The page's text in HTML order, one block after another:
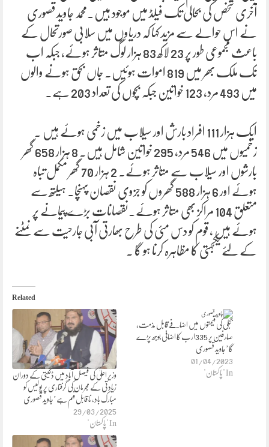
آخری شخص کی بحالی تک فیلڈ میں موجود ہیں۔محمد جاوید قصوری
نے اس حوالے سے مزید کہا کہ دریاوں میں سلابی صورتحال کے
باعث مجموعی طور پر 23 لاکھ 83 ہزار لوگ متاثر ہوئے، جبکہ اب
تک ملک بھر میں 819 اموات ہوئیں۔ جاں بحق ہونے والوں
میں 493 مرد، 123 خواتین جبکہ بچوں کی تعداد 203 ہے۔
ایک ہزار 111 افراد بارش اور سیلاب میں زخمی ہوئے ہیں ۔
زخمیوں میں 546 مرد، 295 خواتین شامل ہیں۔ 8 ہزار 658 گھر
بارشوں اور سیلاب سے متاثر ہوئے۔ 2 ہزار 70 گھر مکمل تباہ
ہوئے اور 6 ہزار 588 گھروں کو جزوی نقصان پہنچا۔ ہیلتھ سے
متعلق 104 مراکز بھی متاثر ہوئے۔نقصانات بڑے پیمانے پر
ہوئے ہیں ، قوم کو دس مئی کی طرح بھارتی آبی جارحیت سے نمٹنے
کے لئے یکجہتی کا مظاہرہ کرنا ہو گا ۔
Related
وزیر اعلیٰ کی فیصل آباد میں ڈکیتی کے دوران
زیادتی کے مجرمان کی گرفتاری پر پولیس کو
مبارک باد، نا قابل فہم ہے’جاوید قصوری
29/03/2025
In "پاکستان"
بجلی کی قیمتوں میں اضافے قابل مذمت،
صارفین پر 335ارب کا اضافی بوجھ پڑے
گا’جاوید قصوری
01/04/2023
In "پاکستان"